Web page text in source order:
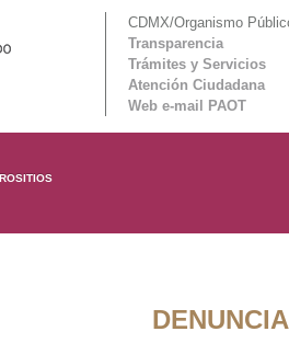
CDMX/Organismo
Transparencia
Trámites y Servicios
Atención Ciudadana
Web e-mail PAOT